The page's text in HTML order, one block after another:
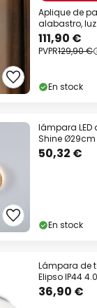
Aplique de
alabastro,
abajo
111,90 €
PVPR129,90 €
En stock
lámpara LED
Shine Ø29cm
50,32 €
En stock
Lámpara de
Elipso IP44
36,90 €